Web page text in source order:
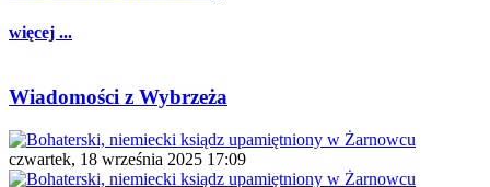
więcej ...
Wiadomości z Wybrzeża
czwartek, 18 września 2025 17:09